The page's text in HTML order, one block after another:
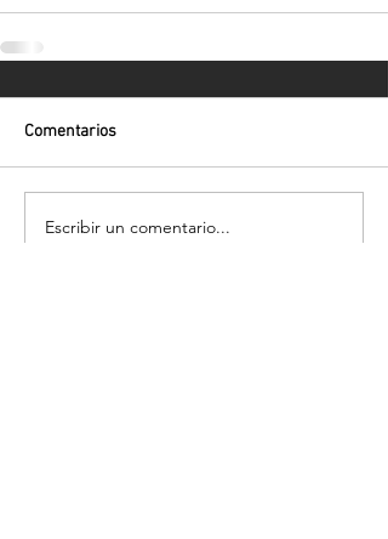
Comentarios
Escribir un comentario...